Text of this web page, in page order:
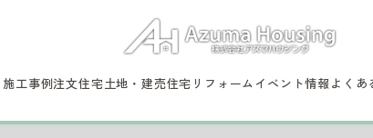
施工事例注文住宅土地・建売住宅 リフォーム イベント情報 よくあ